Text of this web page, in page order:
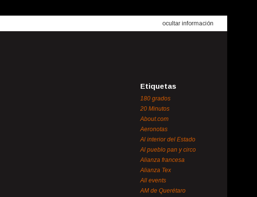
ocultar información
Etiquetas
180 grados
20 Minutos
About.com
Aeronotas
Al interior del Estado
Al pueblo pan y circo
Alianza francesa
Alianza Tex
All events
AM de Querétaro